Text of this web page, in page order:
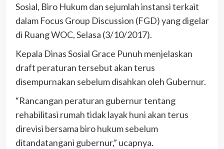
Sosial, Biro Hukum dan sejumlah instansi terkait
dalam Focus Group Discussion (FGD) yang digelar
di Ruang WOC, Selasa (3/10/2017).
Kepala Dinas Sosial Grace Punuh menjelaskan
draft peraturan tersebut akan terus
disempurnakan sebelum disahkan oleh Gubernur.
“Rancangan peraturan gubernur tentang
rehabilitasi rumah tidak layak huni akan terus
direvisi bersama biro hukum sebelum
ditandatangani gubernur,” ucapnya.